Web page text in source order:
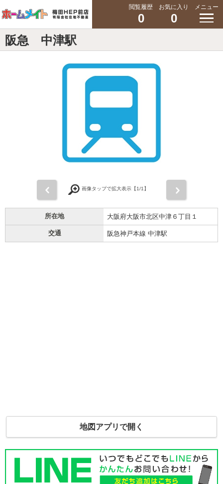
閲覧履歴
0
お気に入り
0
メニュー
阪急 中津駅
画像タップで拡大表示【1/1】
所在地 大阪府大阪市北区中津６丁目１
交通 阪急神戸本線 中津駅
地図アプリで開く